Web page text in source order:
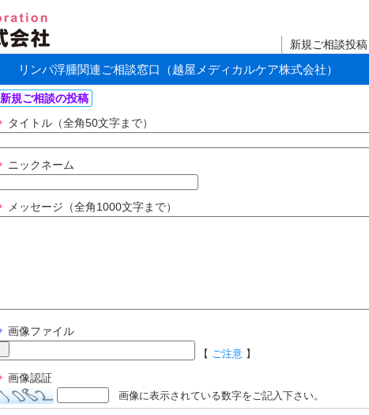
新規ご相談投稿
リンパ浮腫関連ご相談窓口（越屋メディカルケア株式会社）
新規ご相談の投稿
タイトル（全角50文字まで）
ニックネーム
メッセージ（全角1000文字まで）
画像ファイル
【 ご注意 】
画像認証
画像に表示されている数字をご記入下さい。